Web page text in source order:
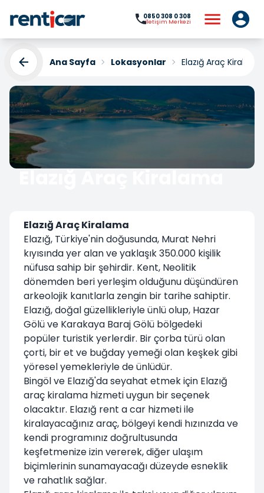
0850 308 0 308
İletişim Merkezi
Ana Sayfa Lokasyonlar Elazığ Araç Kiralama
Elazığ Araç Kiralama
Elazığ Araç Kiralama
Elazığ, Türkiye'nin doğusunda, Murat Nehri
kıyısında yer alan ve yaklaşık 350.000 kişilik
nüfusa sahip bir şehirdir. Kent, Neolitik
dönemden beri yerleşim olduğunu düşündüren
arkeolojik kanıtlarla zengin bir tarihe sahiptir.
Elazığ, doğal güzellikleriyle ünlü olup, Hazar
Gölü ve Karakaya Baraj Gölü bölgedeki
popüler turistik yerlerdir. Bir çorba türü olan
çorti, bir et ve buğday yemeği olan keşkek gibi
yöresel yemekleriyle de ünlüdür.
Bingöl ve Elazığ'da seyahat etmek için Elazığ
araç kiralama hizmeti uygun bir seçenek
olacaktır. Elazığ rent a car hizmeti ile
kiralayacağınız araç, bölgeyi kendi hızınızda ve
kendi programınız doğrultusunda
keşfetmenize izin vererek, diğer ulaşım
biçimlerinin sunamayacağı düzeyde esneklik
ve rahatlık sağlar.